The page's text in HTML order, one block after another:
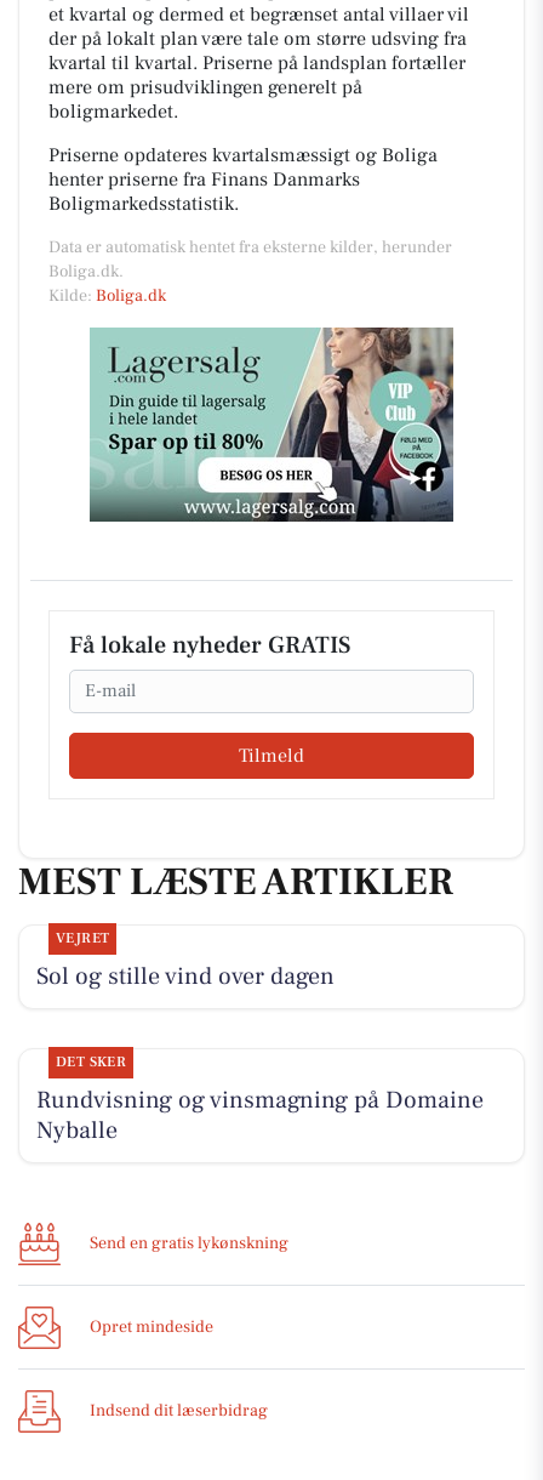
et kvartal og dermed et begrænset antal villaer vil
der på lokalt plan være tale om større udsving fra
kvartal til kvartal. Priserne på landsplan fortæller
mere om prisudviklingen generelt på
boligmarkedet.
Priserne opdateres kvartalsmæssigt og Boliga
henter priserne fra Finans Danmarks
Boligmarkedsstatistik.
Data er automatisk hentet fra eksterne kilder, herunder
Boliga.dk.
Kilde: Boliga.dk
Få lokale nyheder GRATIS
Email
Tilmeld
MEST LÆSTE ARTIKLER
VEJRET
Sol og stille vind over dagen
DET SKER
Rundvisning og vinsmagning på Domaine
Nyballe
Send en gratis lykønskning
Opret mindeside
Indsend dit læserbidrag